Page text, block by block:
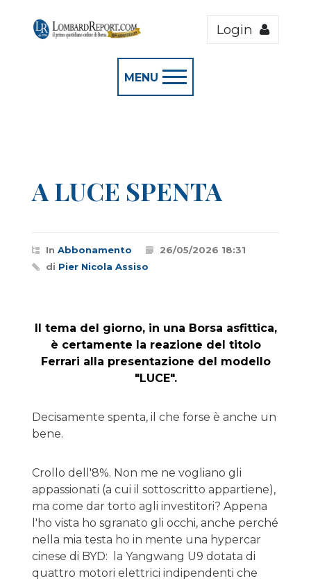
Login
MENU
A LUCE SPENTA
In Abbonamento
26/05/2026 18:31
di Pier Nicola Assiso
Il tema del giorno, in una Borsa asfittica,
è certamente la reazione del titolo
Ferrari alla presentazione del modello
"LUCE".
Decisamente spenta, il che forse è anche un
bene.
Crollo dell'8%. Non me ne vogliano gli
appassionati (a cui il sottoscritto appartiene),
ma come dar torto agli investitori? Appena
l'ho vista ho sgranato gli occhi, anche perché
nella mia testa ho in mente una hypercar
cinese di BYD: la Yangwang U9 dotata di
quattro motori elettrici indipendenti che